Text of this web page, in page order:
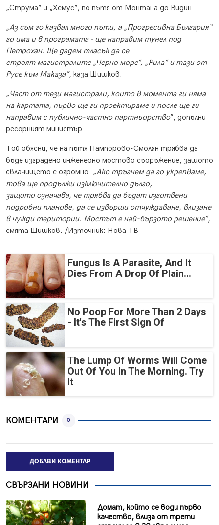
„Струма” и „Хемус”, по пътя от Монтана до Видин.
„Аз съм го казвал много пъти, а „Прогресивна България“
го има и в програмата - ще направим тунел под
Петрохан. Ще дадем тласък да се
строят магистралите „Черно море”, „Рила” и тази от
Русе към Маказа”, каза Шишков.
„Част от тези магистрали, които в момента ги няма
на картата, първо ще ги проектираме и после ще ги
направим с публично-частно партньорство”, допълни
ресорният министър.
Той обясни, че на пътя Пампорово-Смолян трябва да
бъде изградено инженерно мостово съоръжение, защото
свлачището е огромно. „Ако тръгнем да го укрепваме,
това ще продължи изключително дълго,
защото означава, че трябва да бъдат изготвени
подробни планове, да се извърши отчуждаване, влизане
в чужди територии. Мостът е най-бързото решение”,
смята Шишков. /Източник: Нова ТВ
Fungus Is A Parasite, And It
Dies From A Drop Of Plain...
No Poop For More Than 2 Days
- It's The First Sign Of
The Lump Of Worms Will Come
Out Of You In The Morning. Try
It
КОМЕНТАРИ 0
ДОБАВИ КОМЕНТАР
СВЪРЗАНИ НОВИНИ
Домат, който се води първо
качество, влиза от трети